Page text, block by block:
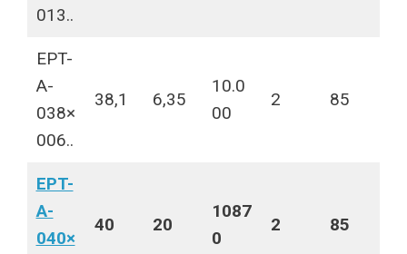
013..
EPT-
A-
038×
006..
38,1 6,35
10.0
00
2 85
EPT-
A-
040×
40 20
1087
0
2 85